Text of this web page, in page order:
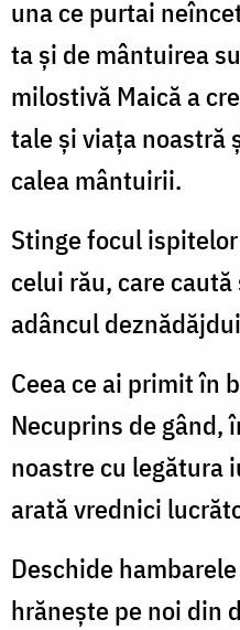
una ce purtai
ta şi de mântuirea
milostivă Maică a
tale şi viaţa noastră
calea mântuirii.
Stinge focul
celui rău, care
adâncul
Ceea ce ai primit în
Necuprins de gând,
noastre cu legătura
arată vrednici
Deschide
hrăneşte pe noi din